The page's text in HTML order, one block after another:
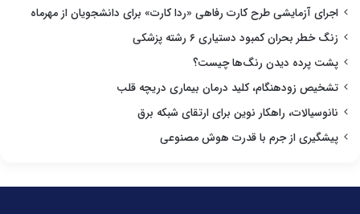
اجرای آزمایشی طرح کارت رفاهی «ردا کارت» برای دانشجویان از مهرماه
زنگ خطر بحران کمبود دستیاری ۶ رشته پزشکی
پشت پرده دیدن رنگ‌ها چیست؟
تشخیص زودهنگام، کلید درمان بیماری دریچه قلب
نانوسیالات، راهکار نوین برای ارتقای شبکه برق
پیشگیری از جرم با قدرت هوش مصنوعی